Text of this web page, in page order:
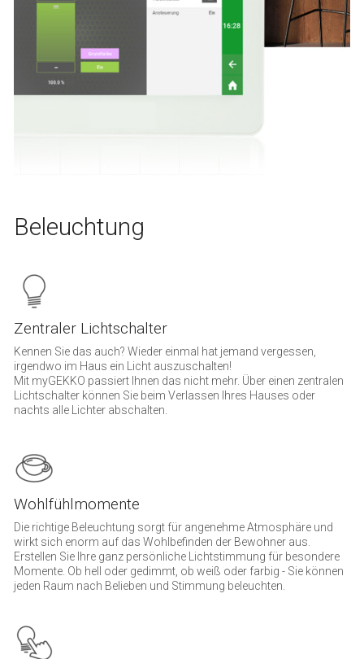
Beleuchtung
Zentraler Lichtschalter
Kennen Sie das auch? Wieder einmal hat jemand vergessen,
irgendwo im Haus ein Licht auszuschalten!
Mit myGEKKO passiert Ihnen das nicht mehr. Über einen zentralen
Lichtschalter können Sie beim Verlassen Ihres Hauses oder
nachts alle Lichter abschalten.
Wohlfühlmomente
Die richtige Beleuchtung sorgt für angenehme Atmosphäre und
wirkt sich enorm auf das Wohlbefinden der Bewohner aus.
Erstellen Sie Ihre ganz persönliche Lichtstimmung für besondere
Momente. Ob hell oder gedimmt, ob weiß oder farbig - Sie können
jeden Raum nach Belieben und Stimmung beleuchten.